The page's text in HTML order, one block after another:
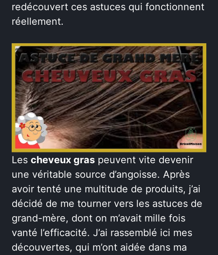
redécouvert ces astuces qui fonctionnent
réellement.
Les cheveux gras peuvent vite devenir
une véritable source d’angoisse. Après
avoir tenté une multitude de produits, j’ai
décidé de me tourner vers les astuces de
grand-mère, dont on m’avait mille fois
vanté l’efficacité. J’ai rassemblé ici mes
découvertes, qui m’ont aidée dans ma